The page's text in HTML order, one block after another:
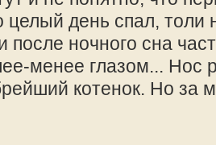
целый день спал, толи
после ночного сна
менее глазом... Нос
котенок. Но за